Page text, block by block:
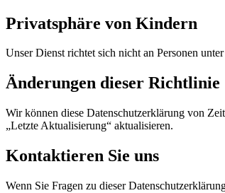
Privatsphäre von Kindern
Unser Dienst richtet sich nicht an Personen
Änderungen dieser Richtlinie
Wir können diese Datenschutzerklärung von
„Letzte Aktualisierung“ aktualisieren.
Kontaktieren Sie uns
Wenn Sie Fragen zu dieser